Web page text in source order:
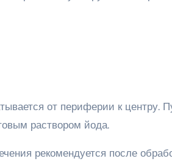
от периферии к центру.
раствором йода.
рекомендуется после